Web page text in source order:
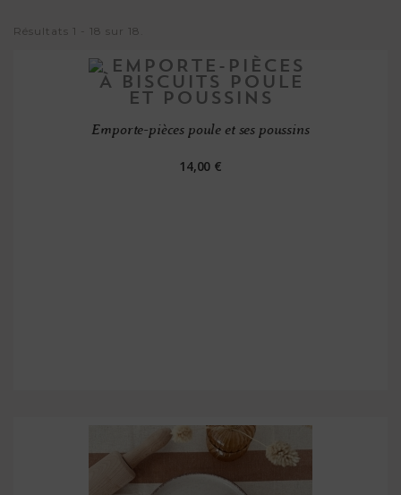
Résultats 1 - 18 sur 18.
Emporte-pièces poule et ses poussins
14,00 €